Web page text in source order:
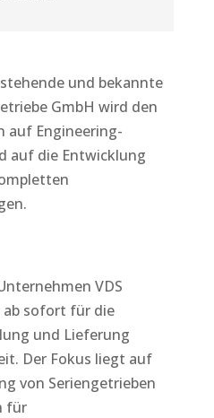
und bekannte
GmbH wird den
auf Engineering-
auf die Entwicklung
VDS
ab sofort für die
und Lieferung
Der Fokus liegt auf
von Seriengetrieben
für